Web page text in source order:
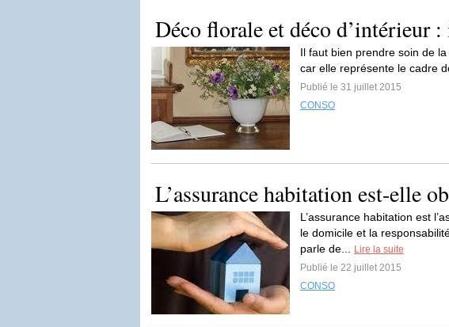
Déco florale et déco d’intérieur
Il faut bien prendre soin de
car elle représente le cadre
Publié le 31 juillet 2015
CONSO
L’assurance habitation est-elle
L’assurance habitation est
le domicile et la
parle de...
Lire la suite
Publié le 22 juillet 2015
CONSO